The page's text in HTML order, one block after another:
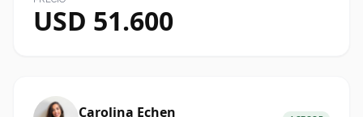
USD 51.600
Carolina Echen